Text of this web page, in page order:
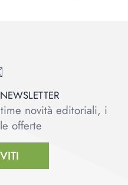
novità editoriali, i
offerte